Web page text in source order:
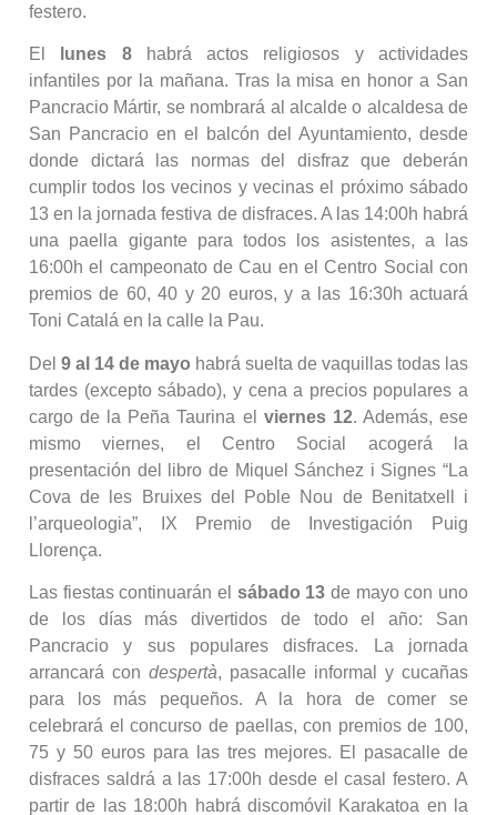
festero.
El lunes 8
habrá actos religiosos y actividades
infantiles por la mañana. Tras la misa en honor a San
Pancracio Mártir, se nombrará al alcalde o alcaldesa de
San Pancracio en el balcón del Ayuntamiento, desde
donde dictará las normas del disfraz que deberán
cumplir todos los vecinos y vecinas el próximo sábado
13 en la jornada festiva de disfraces. A las 14:00h habrá
una paella gigante para todos los asistentes, a las
16:00h el campeonato de Cau en el Centro Social con
premios de 60, 40 y 20 euros, y a las 16:30h actuará
Toni Catalá en la calle la Pau.
Del 9 al 14 de mayo habrá suelta de vaquillas todas las
tardes (excepto sábado), y cena a precios populares a
cargo de la Peña Taurina el viernes 12. Además, ese
mismo viernes, el Centro Social acogerá la
presentación del libro de Miquel Sánchez i Signes “La
Cova de les Bruixes del Poble Nou de Benitatxell i
l’arqueologia”, IX Premio de Investigación Puig
Llorença.
Las fiestas continuarán el sábado 13 de mayo con uno
de los días más divertidos de todo el año: San
Pancracio y sus populares disfraces. La jornada
arrancará con despertà, pasacalle informal y cucañas
para los más pequeños. A la hora de comer se
celebrará el concurso de paellas, con premios de 100,
75 y 50 euros para las tres mejores. El pasacalle de
disfraces saldrá a las 17:00h desde el casal festero. A
partir de las 18:00h habrá discomóvil Karakatoa en la